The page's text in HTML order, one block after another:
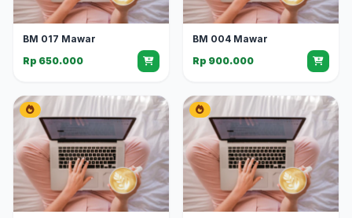
BM 017 Mawar
Rp 650.000
BM 004 Mawar
Rp 900.000